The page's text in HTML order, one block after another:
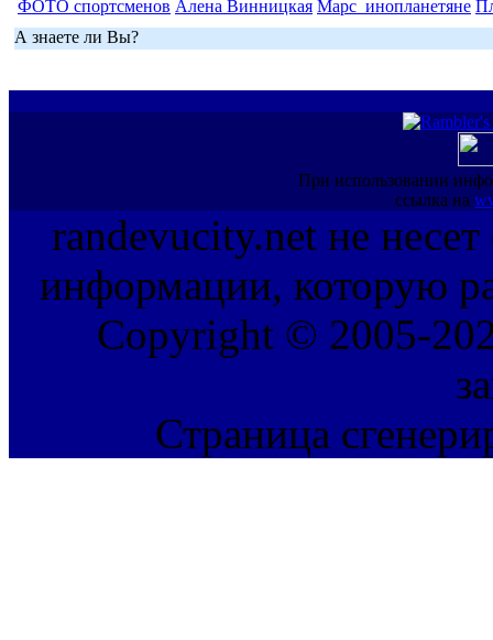
ФОТО спортсменов Алена Винницкая Марс_инопланетяне
А знаете ли Вы?
При использовании
ссылка на
randevucity.net не несет
информации, которую
Copyright © 2005-
Страница